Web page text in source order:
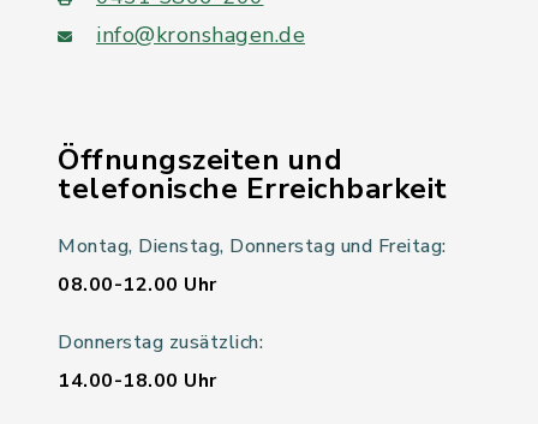
info@kronshagen.de
Öffnungszeiten und
telefonische Erreichbarkeit
Montag, Dienstag, Donnerstag und Freitag:
08.00-12.00 Uhr
Donnerstag zusätzlich:
14.00-18.00 Uhr